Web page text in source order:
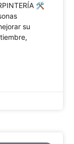
🛠️
su